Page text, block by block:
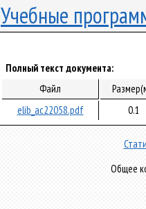
Учебные
Полный текст документа:
Файл
elib_ac22058.pdf
0.1
Общее